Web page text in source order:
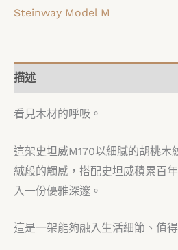
Steinway Model M
描述
看見木材的呼吸。
這架史坦威M170以細膩的胡桃木
絨般的觸感，搭配史坦威積累百
入一份優雅深邃。
這是一架能夠融入生活細節、值